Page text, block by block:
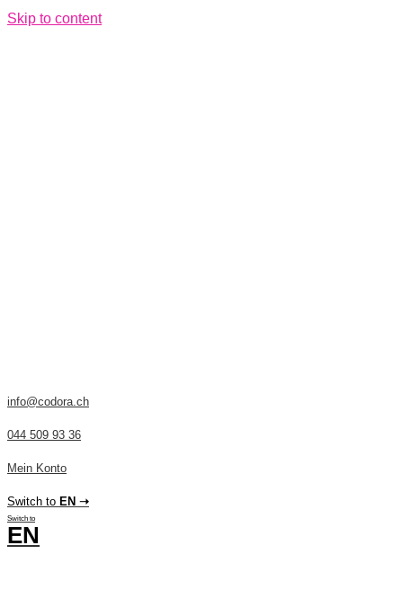
Skip to content
info@codora.ch
044 509 93 36
Mein Konto
Switch to EN ➝
Switch to
EN